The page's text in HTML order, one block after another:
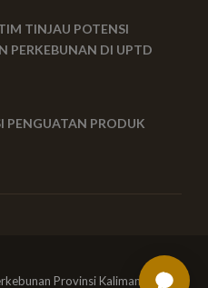
TINJAU POTENSI
PERKEBUNAN DI UPTD
PENGUATAN PRODUK
Provinsi Kalimantan